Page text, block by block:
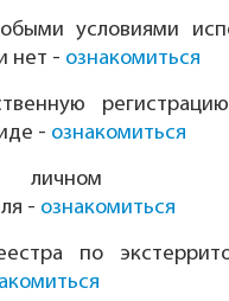
условиями
нет - ознакомиться
- ознакомиться
- ознакомиться
по